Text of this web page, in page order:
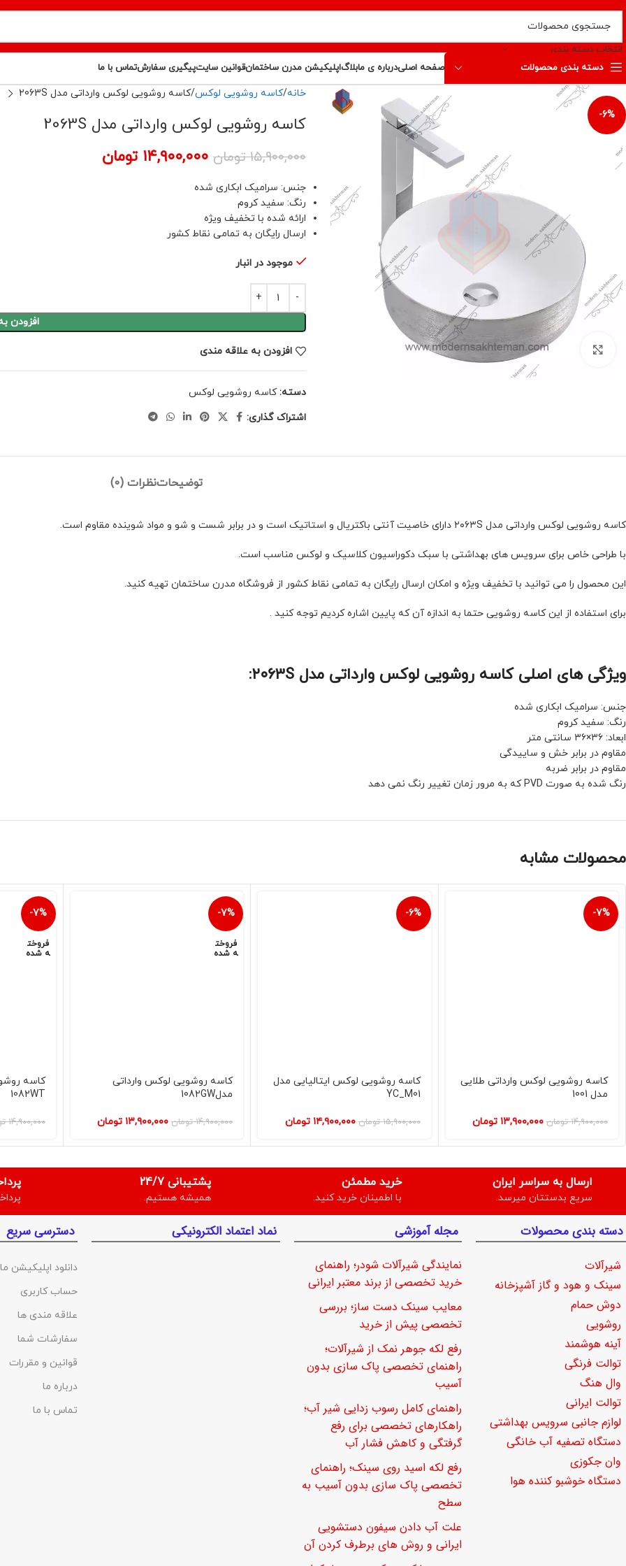
انتخاب دسته بندی
دسته بندی محصولات
صفحه اصلیدرباره ی مابلاگاپلیکیشن مدرن ساختمانقوانین سایتپیگیری سفارشتماس با ما
-6%
برای بزرگنمایی کلیک کنید
خانه کاسه روشویی لوکس کاسه روشویی لوکس وارداتی مدل 2063S
کاسه روشویی لوکس وارداتی مدل 2063S
۱۵,۹۰۰,۰۰۰ تومان ۱۴,۹۰۰,۰۰۰ تومان
جنس: سرامیک ابکاری شده
رنگ: سفید کروم
ارائه شده با تخفیف ویژه
ارسال رایگان به تمامی نقاط کشور
موجود در انبار
افزودن
افزودن به علاقه مندی
دسته: کاسه روشویی لوکس
اشتراک گذاری:
توضیحاتنظرات (0)
کاسه روشویی لوکس وارداتی مدل ۲۰۶۳S دارای خاصیت آنتی باکتریال و استاتیک است و در برابر شست و شو و مواد شوینده مقاوم است.
با طراحی خاص برای سرویس های بهداشتی با سبک دکوراسیون کلاسیک و لوکس مناسب است.
این محصول را می توانید با تخفیف ویژه و امکان ارسال رایگان به تمامی نقاط کشور از فروشگاه مدرن ساختمان تهیه کنید.
برای استفاده از این کاسه روشویی حتما به اندازه آن که پایین اشاره کردیم توجه کنید .
ویژگی های اصلی کاسه روشویی لوکس وارداتی مدل ۲۰۶۳S:
جنس: سرامیک ابکاری شده
رنگ: سفید کروم
ابعاد: ۳۶×۳۶ سانتی متر
مقاوم در برابر خش و ساییدگی
مقاوم در برابر ضربه
رنگ شده به صورت PVD که به مرور زمان تغییر رنگ نمی دهد
محصولات مشابه
-7%
کاسه روشویی لوکس وارداتی طلایی
مدل 1001
۱۴,۹۰۰,۰۰۰ تومان ۱۳,۹۰۰,۰۰۰ تومان
-6%
کاسه روشویی لوکس ایتالیایی مدل
YC_M01
۱۵,۹۰۰,۰۰۰ تومان ۱۴,۹۰۰,۰۰۰ تومان
-7%
فروخت
ه شده
کاسه روشویی لوکس وارداتی
مدل1082GW
۱۴,۹۰۰,۰۰۰ تومان ۱۳,۹۰۰,۰۰۰ تومان
-7%
فروخت
ه شده
کاسه
1082WT
۱۴,۹۰۰,۰۰۰
ارسال به سراسر ایران
سریع بدستتان میرسد.
خرید مطمئن
با اطمینان خرید کنید.
پشتیبانی 24/7
همیشه هستیم.
دسته بندی محصولات
شیرآلات
سینک و هود و گاز آشپزخانه
دوش حمام
روشویی
آینه هوشمند
توالت فرنگی
وال هنگ
توالت ایرانی
لوازم جانبی سرویس بهداشتی
دستگاه تصفیه آب خانگی
وان جکوزی
دستگاه خوشبو کننده هوا
مجله آموزشی
نمایندگی شیرآلات شودر؛ راهنمای
خرید تخصصی از برند معتبر ایرانی
معایب سینک دست ساز؛ بررسی
تخصصی پیش از خرید
رفع لکه جوهر نمک از شیرآلات؛
راهنمای تخصصی پاک سازی بدون
آسیب
راهنمای کامل رسوب زدایی شیر آب؛
راهکارهای تخصصی برای رفع
گرفتگی و کاهش فشار آب
رفع لکه اسید روی سینک؛ راهنمای
تخصصی پاک سازی بدون آسیب به
سطح
علت آب دادن سیفون دستشویی
ایرانی و روش های برطرف کردن آن
نماد اعتماد الکترونیکی دسترسی سریع
دانلود اپلیکیشن ما
حساب کاربری
علاقه مندی ها
سفارشات شما
قوانین و مقررات
درباره ما
تماس با ما